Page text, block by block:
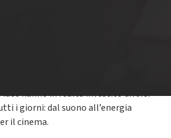
idee hanno in realtà investito diversi
i giorni: dal suono all’energia
il cinema.